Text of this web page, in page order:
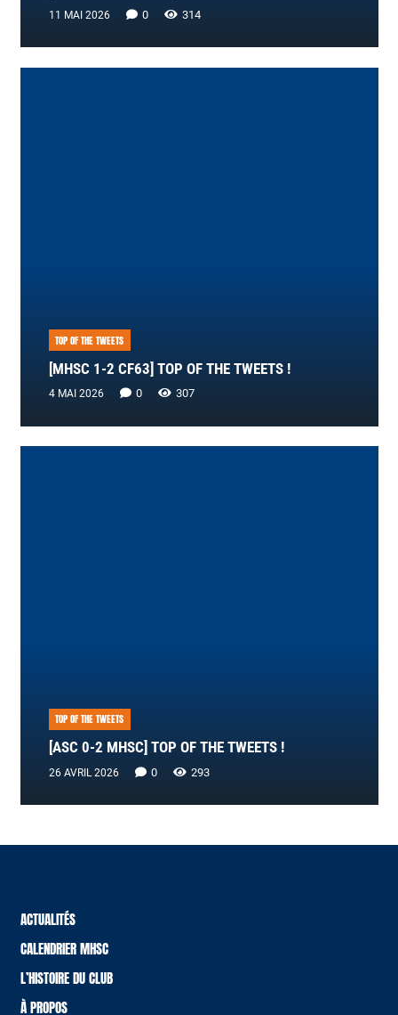
11 MAI 2026 0 314
TOP OF THE TWEETS
[MHSC 1-2 CF63] TOP OF THE TWEETS !
4 MAI 2026 0 307
TOP OF THE TWEETS
[ASC 0-2 MHSC] TOP OF THE TWEETS !
26 AVRIL 2026 0 293
ACTUALITÉS
CALENDRIER MHSC
L’HISTOIRE DU CLUB
À PROPOS